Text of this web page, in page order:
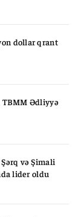
dollar qrant
TBMM Ədliyyə
və Şimali
lider oldu